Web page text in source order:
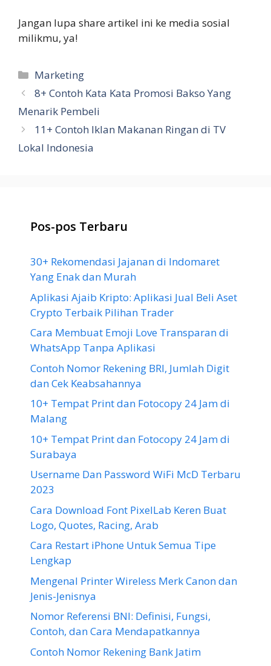
Jangan lupa share artikel ini ke media sosial
milikmu, ya!
Kategori
Marketing
8+ Contoh Kata Kata Promosi Bakso Yang
Menarik Pembeli
11+ Contoh Iklan Makanan Ringan di TV
Lokal Indonesia
Pos-pos Terbaru
30+ Rekomendasi Jajanan di Indomaret
Yang Enak dan Murah
Aplikasi Ajaib Kripto: Aplikasi Jual Beli Aset
Crypto Terbaik Pilihan Trader
Cara Membuat Emoji Love Transparan di
WhatsApp Tanpa Aplikasi
Contoh Nomor Rekening BRI, Jumlah Digit
dan Cek Keabsahannya
10+ Tempat Print dan Fotocopy 24 Jam di
Malang
10+ Tempat Print dan Fotocopy 24 Jam di
Surabaya
Username Dan Password WiFi McD Terbaru
2023
Cara Download Font PixelLab Keren Buat
Logo, Quotes, Racing, Arab
Cara Restart iPhone Untuk Semua Tipe
Lengkap
Mengenal Printer Wireless Merk Canon dan
Jenis-Jenisnya
Nomor Referensi BNI: Definisi, Fungsi,
Contoh, dan Cara Mendapatkannya
Contoh Nomor Rekening Bank Jatim